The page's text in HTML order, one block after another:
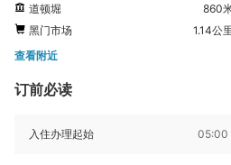
道顿堀
860
黑门市场
1.14公
查看附近
订前必读
入住办理起始 05:00